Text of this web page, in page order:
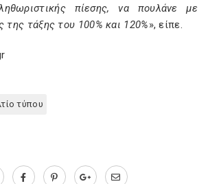
πίεσης, να πουλάνε με
της τάξης του 100% και 120%», είπε.
τύπου